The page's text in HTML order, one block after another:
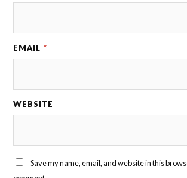
EMAIL *
WEBSITE
Save my name, email, and website in this